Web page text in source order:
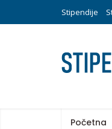
Stipendije
Početna